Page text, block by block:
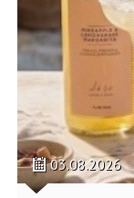
03.08.2026